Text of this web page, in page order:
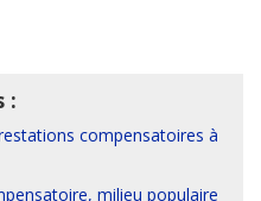
:
compensatoires à
milieu populaire